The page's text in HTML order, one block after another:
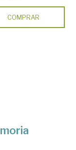
COMPRAR